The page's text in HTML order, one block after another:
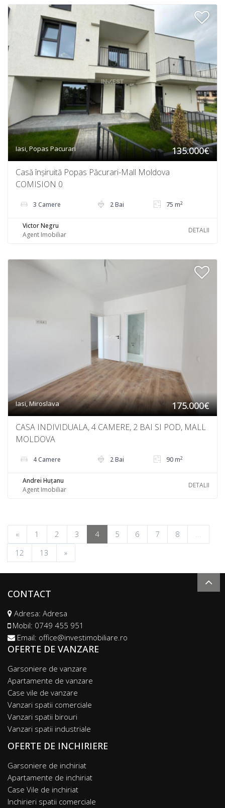
Iasi, Popas Pacurari 135.000€
Casă înșiruită Popas Păcurari-Mall Moldova
COMISION 0
3 Camere 2 Bai 75 m2
Victor Negru
Agent Imobiliar
DETALII
Iasi, Miroslava 175.000€
CASA INDIVIDUALA, 4 CAMERE, 2 BAI SI POD, MALL
MOLDOVA
4 Camere 2 Bai 90 m2
Andrei Huțanu
Agent Imobiliar
DETALII
« 1 2 3 4 5 6 7 8
...
12
13 »
CONTACT
Adresa: Adresa
Mobil: 0749 455 951
Email: office@investimobiliare.ro
OFERTE DE VANZARE
Garsoniere de vanzare
Apartamente de vanzare
Case vile de vanzare
Vanzari spatii comerciale
Vanzari spatii birouri
Vanzari spatii industriale
OFERTE DE INCHIRIERE
Garsoniere de inchiriat
Apartamente de inchiriat
Case Vile de inchiriat
Inchirieri spatii comerciale